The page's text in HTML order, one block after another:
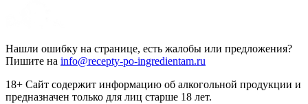
Нашли ошибку на странице, есть жалобы или предложения?
Пишите на info@recepty-po-ingredientam.ru
18+ Сайт содержит информацию об алкогольной продукции и
предназначен только для лиц старше 18 лет.